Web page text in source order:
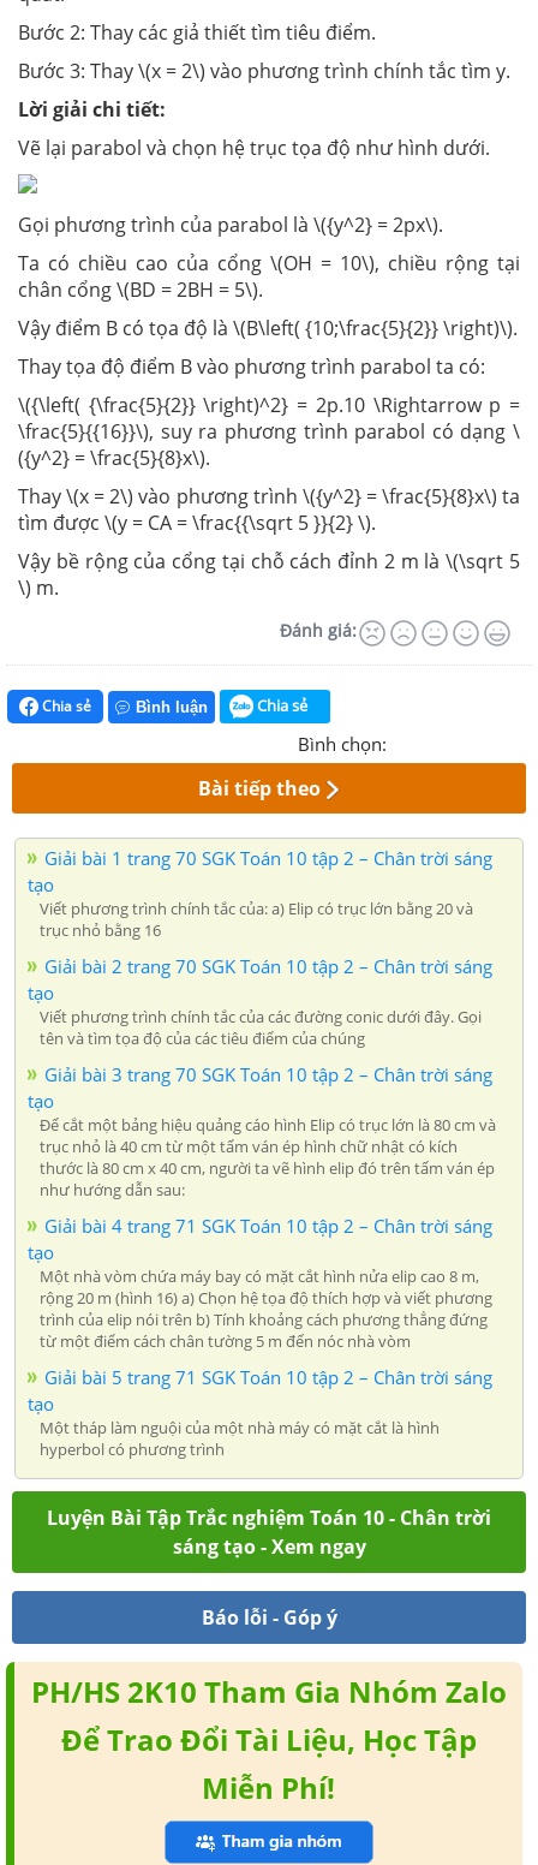
Bước 2: Thay các giả thiết tìm tiêu điểm.
Bước 3: Thay \(x = 2\) vào phương trình chính tắc tìm y.
Lời giải chi tiết:
Vẽ lại parabol và chọn hệ trục tọa độ như hình dưới.
Gọi phương trình của parabol là \({y^2} = 2px\).
Ta có chiều cao của cổng \(OH = 10\), chiều rộng tại
chân cổng \(BD = 2BH = 5\).
Vậy điểm B có tọa độ là \(B\left( {10;\frac{5}{2}} \right)\).
Thay tọa độ điểm B vào phương trình parabol ta có:
\({\left( {\frac{5}{2}} \right)^2} = 2p.10 \Rightarrow p =
\frac{5}{{16}}\), suy ra phương trình parabol có dạng \
({y^2} = \frac{5}{8}x\).
Thay \(x = 2\) vào phương trình \({y^2} = \frac{5}{8}x\) ta
tìm được \(y = CA = \frac{{\sqrt 5 }}{2} \).
Vậy bề rộng của cổng tại chỗ cách đỉnh 2 m là \(\sqrt 5
\) m.
Đánh giá:
Chia sẻ Bình luận Chia sẻ
Bình chọn:
Bài tiếp theo
Giải bài 1 trang 70 SGK Toán 10 tập 2 – Chân trời sáng
tạo
Viết phương trình chính tắc của: a) Elip có trục lớn bằng 20 và
trục nhỏ bằng 16
Giải bài 2 trang 70 SGK Toán 10 tập 2 – Chân trời sáng
tạo
Viết phương trình chính tắc của các đường conic dưới đây. Gọi
tên và tìm tọa độ của các tiêu điểm của chúng
Giải bài 3 trang 70 SGK Toán 10 tập 2 – Chân trời sáng
tạo
Để cắt một bảng hiệu quảng cáo hình Elip có trục lớn là 80 cm và
trục nhỏ là 40 cm từ một tấm ván ép hình chữ nhật có kích
thước là 80 cm x 40 cm, người ta vẽ hình elip đó trên tấm ván ép
như hướng dẫn sau:
Giải bài 4 trang 71 SGK Toán 10 tập 2 – Chân trời sáng
tạo
Một nhà vòm chứa máy bay có mặt cắt hình nửa elip cao 8 m,
rộng 20 m (hình 16) a) Chọn hệ tọa độ thích hợp và viết phương
trình của elip nói trên b) Tính khoảng cách phương thẳng đứng
từ một điểm cách chân tường 5 m đến nóc nhà vòm
Giải bài 5 trang 71 SGK Toán 10 tập 2 – Chân trời sáng
tạo
Một tháp làm nguội của một nhà máy có mặt cắt là hình
hyperbol có phương trình
Luyện Bài Tập Trắc nghiệm Toán 10 - Chân trời
sáng tạo - Xem ngay
Báo lỗi - Góp ý
PH/HS 2K10 Tham Gia Nhóm Zalo
Để Trao Đổi Tài Liệu, Học Tập
Miễn Phí!